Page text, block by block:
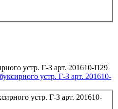
устр. Г-З арт. 201610-